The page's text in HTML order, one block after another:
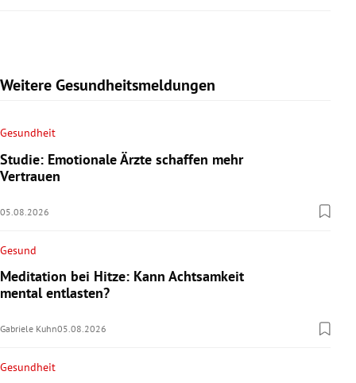
Weitere Gesundheitsmeldungen
Gesundheit
Studie: Emotionale Ärzte schaffen mehr
Vertrauen
05.08.2026
Gesund
Meditation bei Hitze: Kann Achtsamkeit
mental entlasten?
Gabriele Kuhn05.08.2026
Gesundheit